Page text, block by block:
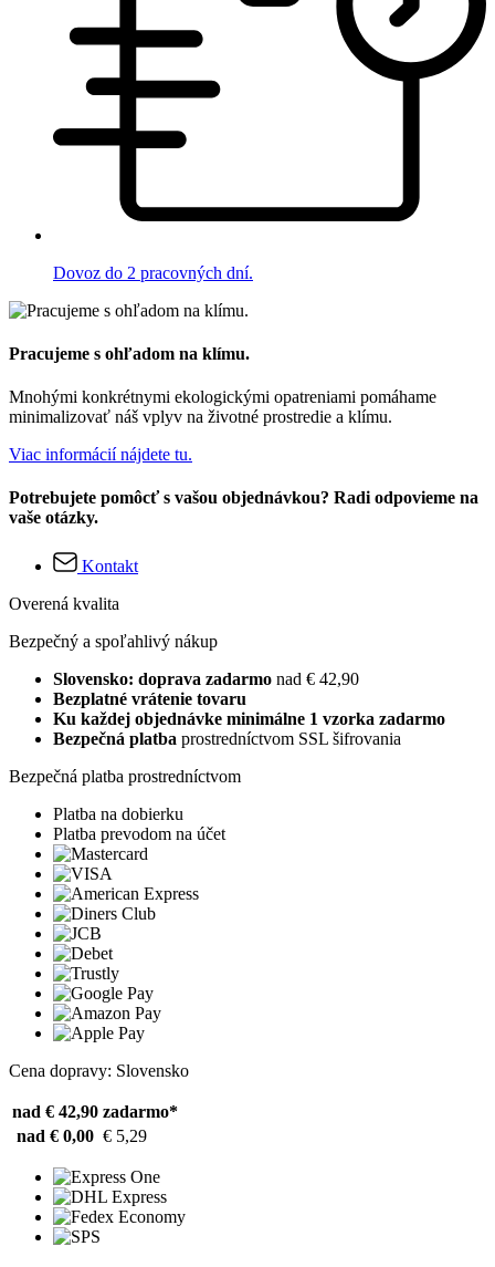
Dovoz do 2 pracovných dní.
Pracujeme s ohľadom na klímu.
Mnohými konkrétnymi ekologickými opatreniami pomáhame
minimalizovať náš vplyv na životné prostredie a klímu.
Viac informácií nájdete tu.
Potrebujete pomôcť s vašou objednávkou? Radi odpovieme na
vaše otázky.
Kontakt
Overená kvalita
Bezpečný a spoľahlivý nákup
Slovensko: doprava zadarmo nad € 42,90
Bezplatné vrátenie tovaru
Ku každej objednávke minimálne 1 vzorka zadarmo
Bezpečná platba prostredníctvom SSL šifrovania
Bezpečná platba prostredníctvom
Platba na dobierku
Platba prevodom na účet
Cena dopravy: Slovensko
nad € 42,90 zadarmo*
nad € 0,00 € 5,29